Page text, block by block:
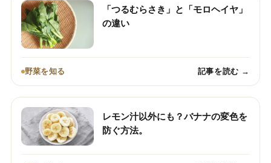
「つるむらさき」と「モロヘイヤ」
の違い
野菜を知る 記事を読む →
レモン汁以外にも？バナナの変色を
防ぐ方法。